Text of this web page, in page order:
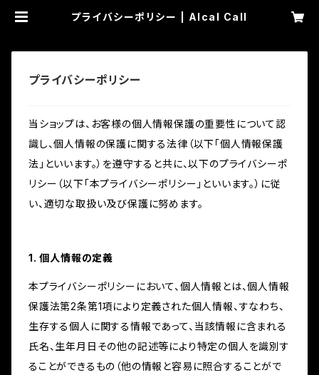
プライバシーポリシー | Alcal Call
プライバシーポリシー
当ショップは、お客様の個人情報保護の重要性について認
識し、個人情報の保護に関する法律（以下「個人情報保護
法」といいます。）を遵守すると共に、以下のプライバシーポ
リシー（以下「本プライバシーポリシー」といいます。）に従
い、適切な取扱い及び保護に努めます。
1. 個人情報の定義
本プライバシーポリシーにおいて、個人情報とは、個人情報
保護法第2条第1項により定義された個人情報、すなわち、
生存する個人に関する情報であって、当該情報に含まれる
氏名、生年月日その他の記述等により特定の個人を識別す
ることができるもの（他の情報と容易に照合することがで